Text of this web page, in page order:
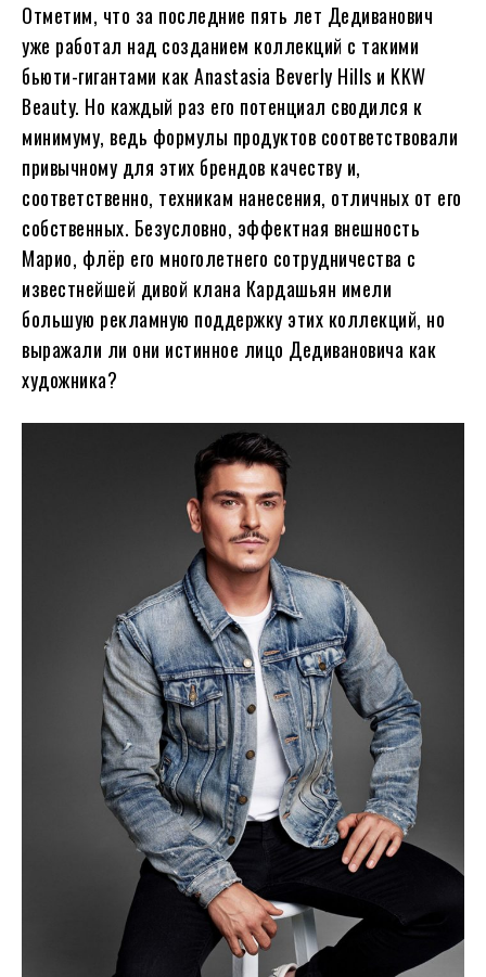
Отметим, что за последние пять лет Дедиванович
уже работал над созданием коллекций с такими
бьюти-гигантами как Anastasia Beverly Hills и KKW
Beauty. Но каждый раз его потенциал сводился к
минимуму, ведь формулы продуктов соответствовали
привычному для этих брендов качеству и,
соответственно, техникам нанесения, отличных от его
собственных. Безусловно, эффектная внешность
Марио, флёр его многолетнего сотрудничества с
известнейшей дивой клана Кардашьян имели
большую рекламную поддержку этих коллекций, но
выражали ли они истинное лицо Дедивановича как
художника?